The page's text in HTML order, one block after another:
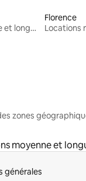
Locations moyenne et longue durée
Florence
zones
moyenne et
générales